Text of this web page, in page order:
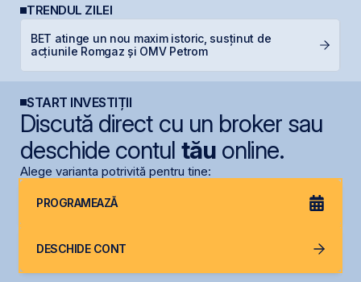
TRENDUL ZILEI
BET atinge un nou maxim istoric, susținut de
acțiunile Romgaz și OMV Petrom
START INVESTIȚII
Discută direct cu un broker sau
deschide contul tăuonline.
Alege varianta potrivită pentru tine:
PROGRAMEAZĂ
DESCHIDE CONT